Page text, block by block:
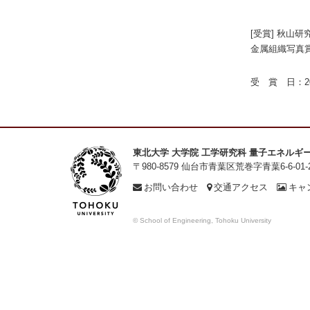
[受賞] 秋山研
金属組織写真
受 賞 日：
東北大学 大学院 工学研究科 量子エネルギ
〒980-8579 仙台市青葉区荒巻字青葉6-6-01-
お問い合わせ
交通アクセス キャ
© School of Engineering, Tohoku University